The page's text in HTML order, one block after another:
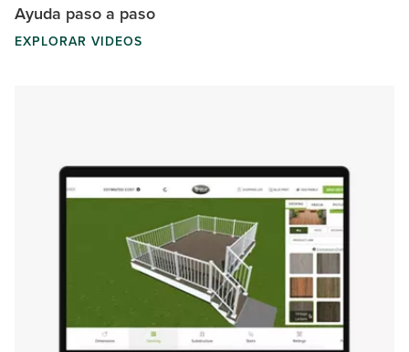
Ayuda paso a paso
EXPLORAR VIDEOS